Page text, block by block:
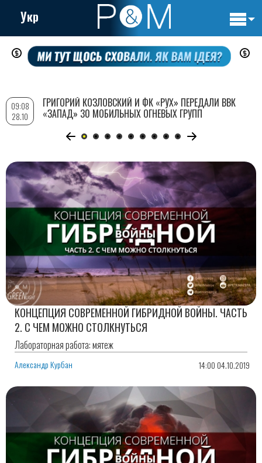
Перейти
содержанию
Укр
КОНЦЕПЦИЯ СОВРЕМЕННОЙ ГИБРИДНОЙ ВОЙНЫ. ЧАСТЬ
2. С ЧЕМ МОЖНО СТОЛКНУТЬСЯ
Лабораторная работа: мятеж
Александр Курбан 14:00 04.10.2019
09:08
28.10
ГРИГОРИЙ КОЗЛОВСКИЙ И ФК «РУХ» ПЕРЕДАЛИ ВВК
«ЗАПАД» 30 МОБИЛЬНЫХ ОГНЕВЫХ ГРУПП